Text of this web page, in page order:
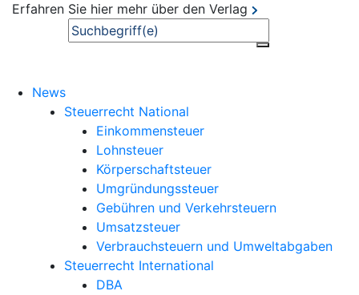
Erfahren Sie hier mehr über den Verlag
Suche
News
Steuerrecht National
Einkommensteuer
Lohnsteuer
Körperschaftsteuer
Umgründungssteuer
Gebühren und Verkehrsteuern
Umsatzsteuer
Verbrauchsteuern und Umweltabgaben
Steuerrecht International
DBA